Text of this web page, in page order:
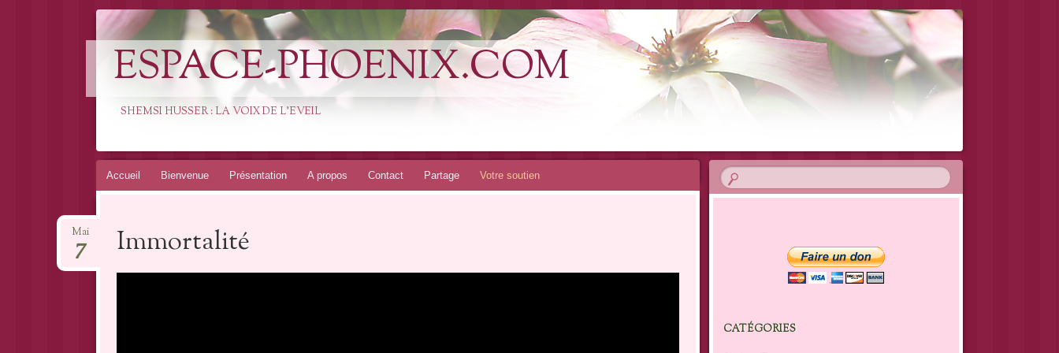
ESPACE-PHOENIX.COM
SHEMSI HUSSER : LA VOIX DE L'EVEIL
Aller
Accueil Bienvenue Présentation A propos Contact Partage Votre soutien
Immortalité
Mai
7
CATÉGORIES